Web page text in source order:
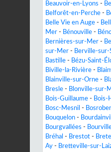
Beauvoir-en-Lyons -
Belforêt-en-Perche -
Belle Vie en Auge -
Mer - Bénouville -
Bernières-sur-Mer -
sur-Mer - Berville-sur-
Bastille - Bézu-Saint-
Biville-la-Rivière -
Blainville-sur-Orne -
Bresle - Blonville-sur-
Bois-Guillaume - Bois-
Bosc-Mesnil -
Bouquelon -
Bourgvallées -
Bréhal - Brestot -
Ay - Bretteville-sur-